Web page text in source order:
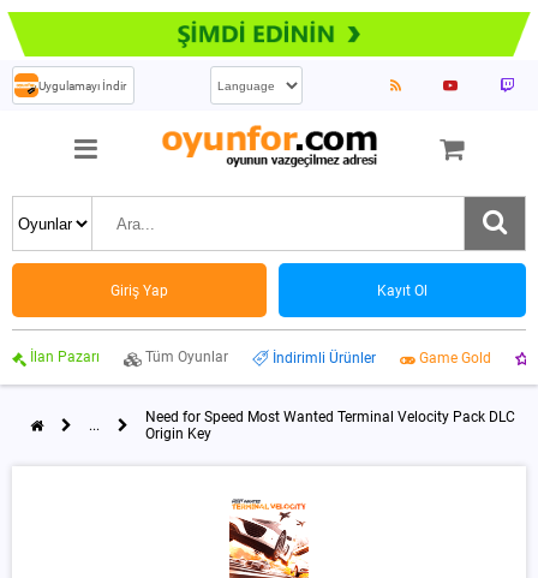
Uygulamayı İndir
Giriş Yap Kayıt Ol
İlan Pazarı Tüm Oyunlar İndirimli Ürünler Game Gold
...
Need for Speed Most Wanted Terminal Velocity Pack DLC
Origin Key